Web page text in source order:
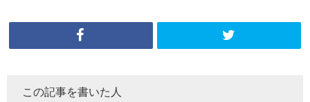
この記事を書いた人